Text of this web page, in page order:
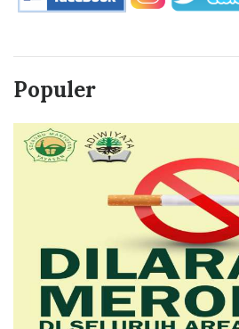
Populer